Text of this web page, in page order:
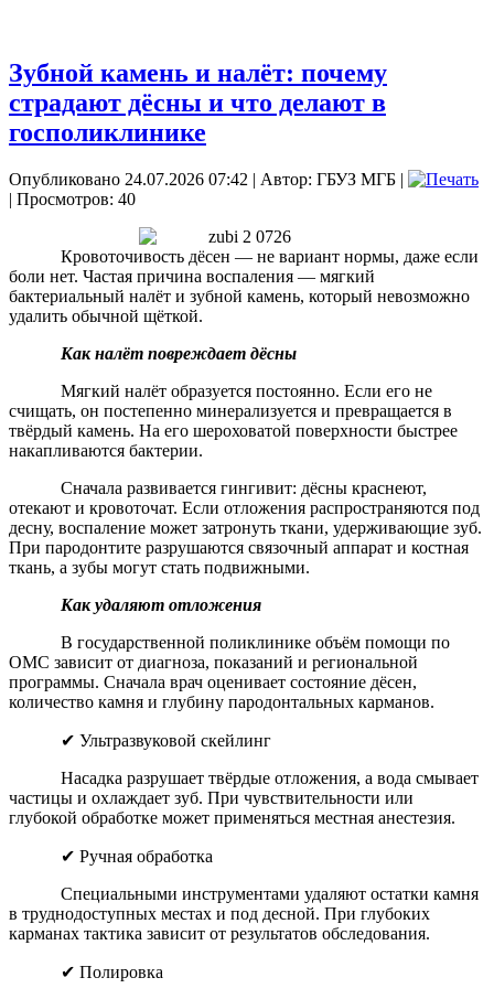
Зубной камень и налёт: почему
страдают дёсны и что делают в
госполиклинике
Опубликовано 24.07.2026 07:42 | Автор: ГБУЗ МГБ |
| Просмотров: 40
Кровоточивость дёсен — не вариант нормы, даже если
боли нет. Частая причина воспаления — мягкий
бактериальный налёт и зубной камень, который невозможно
удалить обычной щёткой.
Как налёт повреждает дёсны
Мягкий налёт образуется постоянно. Если его не
счищать, он постепенно минерализуется и превращается в
твёрдый камень. На его шероховатой поверхности быстрее
накапливаются бактерии.
Сначала развивается гингивит: дёсны краснеют,
отекают и кровоточат. Если отложения распространяются под
десну, воспаление может затронуть ткани, удерживающие зуб.
При пародонтите разрушаются связочный аппарат и костная
ткань, а зубы могут стать подвижными.
Как удаляют отложения
В государственной поликлинике объём помощи по
ОМС зависит от диагноза, показаний и региональной
программы. Сначала врач оценивает состояние дёсен,
количество камня и глубину пародонтальных карманов.
✔ Ультразвуковой скейлинг
Насадка разрушает твёрдые отложения, а вода смывает
частицы и охлаждает зуб. При чувствительности или
глубокой обработке может применяться местная анестезия.
✔ Ручная обработка
Специальными инструментами удаляют остатки камня
в труднодоступных местах и под десной. При глубоких
карманах тактика зависит от результатов обследования.
✔ Полировка